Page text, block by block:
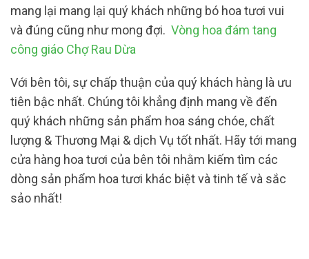
mang lại mang lại quý khách những bó hoa tươi vui
và đúng cũng như mong đợi. Vòng hoa đám tang
công giáo Chợ Rau Dừa
Với bên tôi, sự chấp thuận của quý khách hàng là ưu
tiên bậc nhất. Chúng tôi khẳng định mang về đến
quý khách những sản phẩm hoa sáng chóe, chất
lượng & Thương Mại & dịch Vụ tốt nhất. Hãy tới mang
cửa hàng hoa tươi của bên tôi nhằm kiếm tìm các
dòng sản phẩm hoa tươi khác biệt và tinh tế và sắc
sảo nhất!